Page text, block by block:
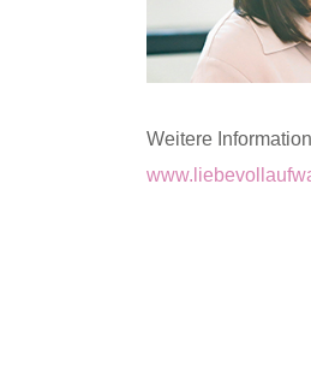
Weitere